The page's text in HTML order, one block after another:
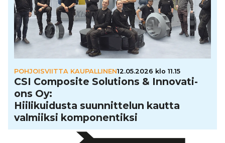
POHJOISVIITTA KAUPALLINEN12.05.2026 klo 11.15
CSI Composite Solutions & Inno­va­ti­
ons Oy:
Hii­li­kui­dusta suun­nit­te­lun kautta
valmiiksi kom­po­nen­tiksi